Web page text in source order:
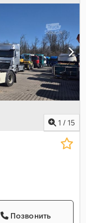
(ESP),
1 / 15
Позвонить